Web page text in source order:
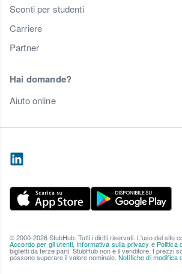
Sconti per studenti
Carriere
Partner
Hai domande?
Aiuto online
© 2000-2026 StubHub. Tutti i diritti riservati. L'uso del sito
Accordo per gli utenti Informativa sulla privacy e Politica
biglietti da terze parti; StubHub non è il venditore. I prezzi
possono superare il valore nominale. Notifiche di modifica